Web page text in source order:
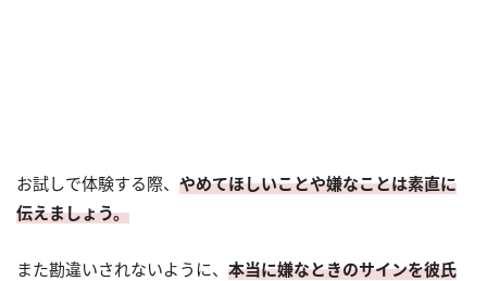
お試しで体験する際、 やめてほしいことや嫌なことは素直に
伝えましょう。
また勘違いされないように、 本当に嫌なときのサインを彼氏